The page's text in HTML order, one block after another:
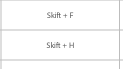
Skift + F
Skift + H